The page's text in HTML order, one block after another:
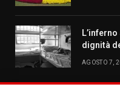
dignità
AGOSTO 7,